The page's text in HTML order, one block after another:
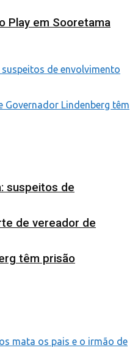
Play em Sooretama
suspeitos de
de vereador de
têm prisão